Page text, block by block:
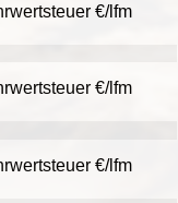
€/lfm
€/lfm
€/lfm